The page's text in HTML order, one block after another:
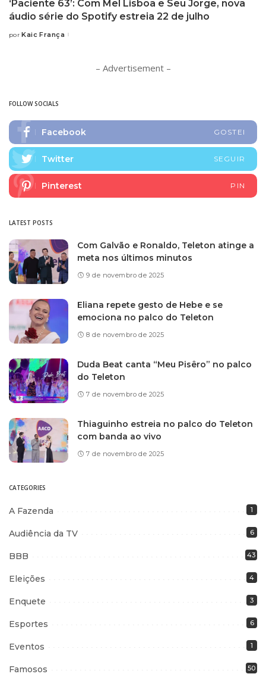
‘Paciente 63’: Com Mel Lisboa e Seu Jorge, nova
áudio série do Spotify estreia 22 de julho
por Kaic França
– Advertisement –
FOLLOW SOCIALS
Facebook GOSTEI
Twitter SEGUIR
Pinterest PIN
LATEST POSTS
Com Galvão e Ronaldo, Teleton atinge a
meta nos últimos minutos
9 de novembro de 2025
Eliana repete gesto de Hebe e se
emociona no palco do Teleton
8 de novembro de 2025
Duda Beat canta “Meu Pisêro” no palco
do Teleton
7 de novembro de 2025
Thiaguinho estreia no palco do Teleton
com banda ao vivo
7 de novembro de 2025
CATEGORIES
A Fazenda 1
Audiência da TV 6
BBB 43
Eleições 4
Enquete 3
Esportes 6
Eventos 1
Famosos 50